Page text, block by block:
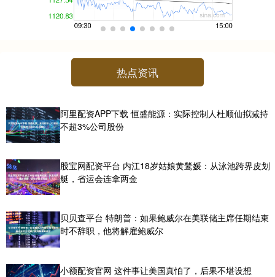
热点资讯
阿里配资APP下载 恒盛能源：实际控制人杜顺仙拟减持
不超3%公司股份
股宝网配资平台 内江18岁姑娘黄鸶媛：从泳池跨界皮划
艇，省运会连拿两金
贝贝查平台 特朗普：如果鲍威尔在美联储主席任期结束
时不辞职，他将解雇鲍威尔
小额配资官网 这件事让美国真怕了，后果不堪设想